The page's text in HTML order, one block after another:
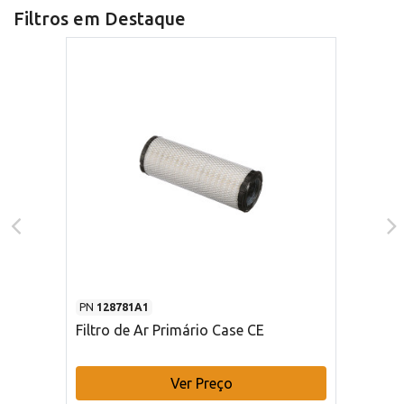
Filtros em Destaque
PN 128781A1
Filtro de Ar Primário Case CE
Ver Preço